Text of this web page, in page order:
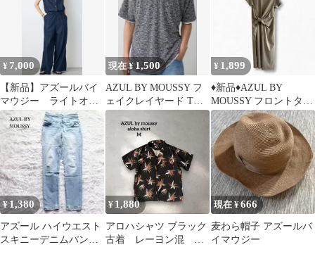
¥ 7,000
【新品】アズールバイ
マウジー ライトオン
スデニムオールインワ
ン
現在 ¥1,500
AZUL BY MOUSSY フ
ェイクレイヤード Tシ
ャツ
¥ 1,899
♦︎新品♦︎AZUL BY
MOUSSY フロントタイ
デザイン カットロング
ワンピ
¥1,380
アズール ハイウエスト
スキニーデニムパンツ
¥ 1,880
アロハシャツ ブラック
古着 レーヨン混 ア
現在 ¥666
麦わら帽子 アズールバ
イマウジー